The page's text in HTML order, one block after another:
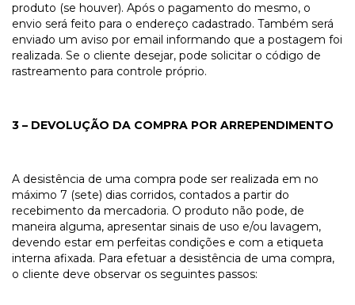
produto (se houver). Após o pagamento do mesmo, o
envio será feito para o endereço cadastrado. Também será
enviado um aviso por email informando que a postagem foi
realizada. Se o cliente desejar, pode solicitar o código de
rastreamento para controle próprio.
3 – DEVOLUÇÃO DA COMPRA POR ARREPENDIMENTO
A desistência de uma compra pode ser realizada em no
máximo 7 (sete) dias corridos, contados a partir do
recebimento da mercadoria. O produto não pode, de
maneira alguma, apresentar sinais de uso e/ou lavagem,
devendo estar em perfeitas condições e com a etiqueta
interna afixada. Para efetuar a desistência de uma compra,
o cliente deve observar os seguintes passos: